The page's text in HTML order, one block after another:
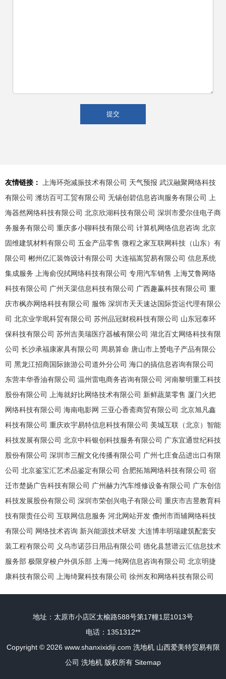
友情链接： 上海环尧减振技术有限公司 天气预报 武汉融聚网络科技
有限公司 潍坊百可工贸有限公司 无锡创碧信息咨询服务有限公司
上
海器然网络科技有限公司 北京欣湖科技有限公司 深圳市爱尔佳电子商
务服务有限公司 重庆多小聊科技有限公司 计算机网络信息咨询 北京
固维建筑材料有限公司 五金产品零售 微程之家互联网科技（山东）有
限公司 郴州亿汇装饰设计有限公司 大连福嵩贸易有限公司 信息系统
集成服务
上海俞倪拭网络科技有限公司 专用汽车销售
上海艾鲁网络
科技有限公司 广州天渠信息科技有限公司 广西趣赢科技有限公司 重
庆市枫亦网络科技有限公司 服饰 深圳市天天速达国际货运代理有限公
司 北京业学珉科贸有限公司 苏州品冠财税科技有限公司 山东冠泰环
保科技有限公司 苏州吉美瑞医疗器械有限公司 湖北百丈网络科技有限
公司 长沙承福康家具有限公司 周易算命 唐山市上赟电子产品有限公
司 黑龙江招商国际旅游公司道外分公司 海口的搞信息咨询有限公司
东营丰华香油有限公司 温州雷电商务咨询有限公司 河南黎明重工科技
股份有限公司
上海就好比网络技术有限公司 新鲜蔬菜零售 厦门火把
网络科技有限公司 海南电影网 三亚心香斋商贸有限公司 北京旭凡鑫
科技有限公司 重庆欢宇易特信息科技有限公司 美城互联（北京）智能
科技发展有限公司 北京中科银创科技服务有限公司 广东宜通世纪科技
股份有限公司 深圳市三醒文化传播有限公司 广州七庄食品进出口有限
公司 北京鉴宝汇艺术品鉴定有限公司 合肥拓旭网络科技有限公司 宿
迁市楚扬广告科技有限公司 广州赫力汽车维修设备有限公司 广东创信
科技发展股份有限公司 深圳市荣创兴电子有限公司 重庆市吉昱教育科
技有限责任公司 互联网信息服务 河北网站开发 儋州市而辅网络科技
有限公司 网络技术咨询 新兴能源技术研发 大连博丰明瑞建筑配套安
装工程有限公司
义乌市诺莎日用品有限公司 德化县慧谱云汇信息技术
服务部 极限穿梭户外俱乐部 上海一纯网信息咨询有限公司 北京明捷
康科技有限公司
上海绮聚科技有限公司 徐州友和网络科技有限公司
地址：太原市小店区太榆路588号第17幢1层1013号
电话：1351312**
Copyright © 2026 www.shanxixidiji.com 洗地机 山西爱美特贸易有限
公司 洗地机 版权所有 Sitemap